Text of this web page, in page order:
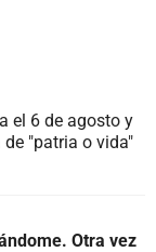
el 6 de agosto y
"patria o vida"
Otra vez